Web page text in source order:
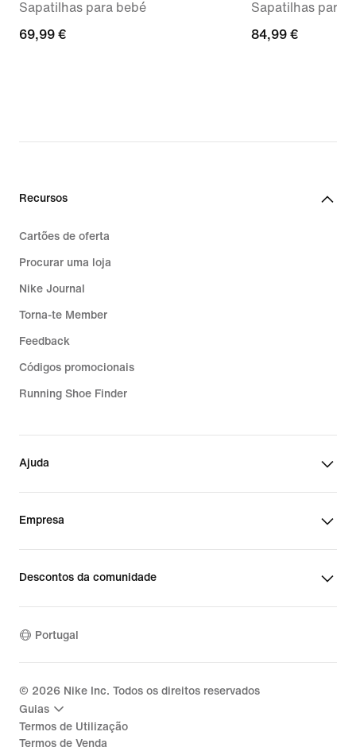
Sapatilhas para bebé
69,99
69,99 €
Sapatilhas para
84,99
84,99 €
Recursos
Cartões de oferta
Procurar uma loja
Nike Journal
Torna-te Member
Feedback
Códigos promocionais
Running Shoe Finder
Ajuda
Empresa
Descontos da comunidade
Portugal
© 2026 Nike Inc. Todos os direitos reservados
Guias
Termos de Utilização
Termos de Venda